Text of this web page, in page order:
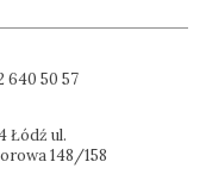
640 50 57
Łódź ul.
148/158